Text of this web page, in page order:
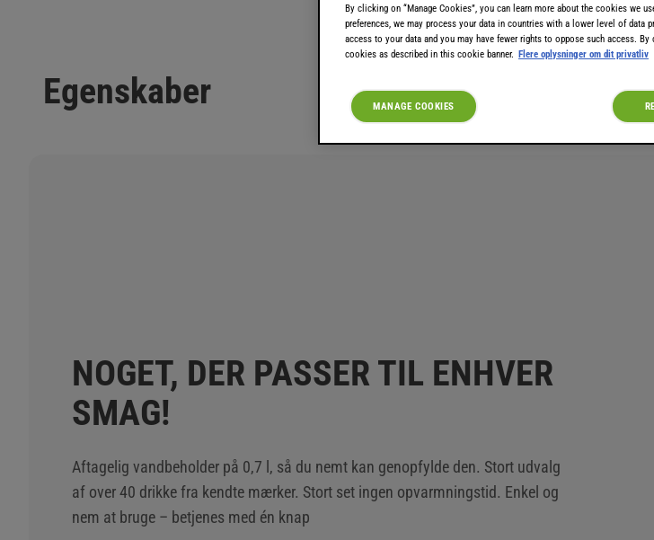
Egenskaber
NOGET, DER PASSER TIL ENHVER
SMAG!
Aftagelig vandbeholder på 0,7 l, så du nemt kan genopfylde den. Stort udvalg
af over 40 drikke fra kendte mærker. Stort set ingen opvarmningstid. Enkel og
nem at bruge – betjenes med én knap
By clicking on “Manage Cookies”, you can learn more about the cookies we
preferences, we may process your data in countries with a lower level of data
access to your data and you may have fewer rights to oppose such access. By
cookies as described in this cookie banner. Flere oplysninger om dit privatliv
MANAGE COOKIES